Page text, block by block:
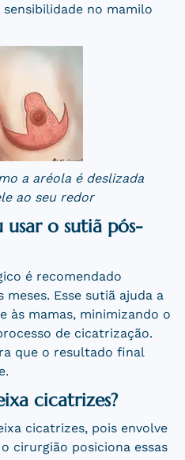
no mamilo
a aréola é deslizada
ao seu redor
o sutiã pós-
é recomendado
Esse sutiã ajuda a
às mamas, minimizando o
de cicatrização.
que o resultado final
cicatrizes?
cicatrizes, pois envolve
cirurgião posiciona essas